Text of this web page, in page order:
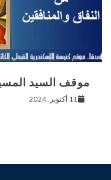
موقف السيد
11 أكتوبر, 2024